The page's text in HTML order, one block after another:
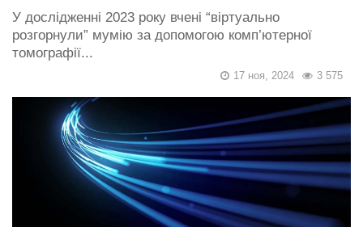
У дослідженні 2023 року вчені “віртуально
розгорнули” мумію за допомогою комп’ютерної
томографії...
3 575
17 ноя, 2024